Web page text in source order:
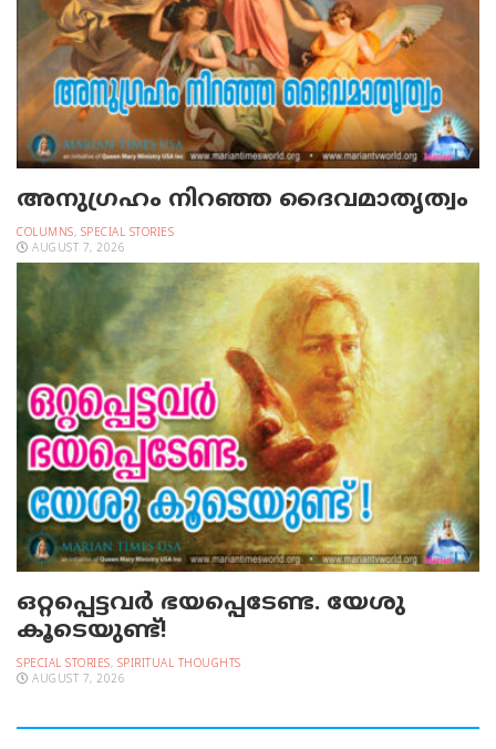
അനുഗ്രഹം നിറഞ്ഞ ദൈവമാതൃത്വം
COLUMNS, SPECIAL STORIES
AUGUST 7, 2026
ഒറ്റപ്പെട്ടവര്‍ ഭയപ്പെടേണ്ട. യേശു
കൂടെയുണ്ട്!
SPECIAL STORIES, SPIRITUAL THOUGHTS
AUGUST 7, 2026